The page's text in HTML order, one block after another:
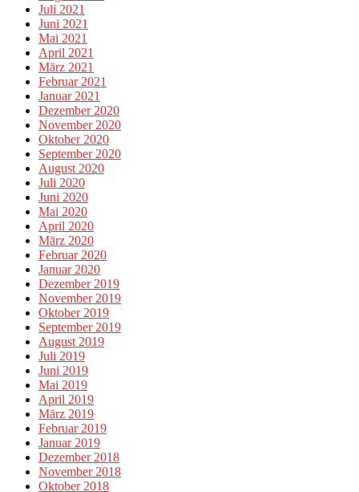
Juli 2021
Juni 2021
Mai 2021
April 2021
März 2021
Februar 2021
Januar 2021
Dezember 2020
November 2020
Oktober 2020
September 2020
August 2020
Juli 2020
Juni 2020
Mai 2020
April 2020
März 2020
Februar 2020
Januar 2020
Dezember 2019
November 2019
Oktober 2019
September 2019
August 2019
Juli 2019
Juni 2019
Mai 2019
April 2019
März 2019
Februar 2019
Januar 2019
Dezember 2018
November 2018
Oktober 2018